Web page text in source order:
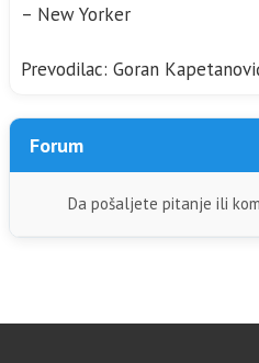
– New Yorker
Prevodilac: Goran
Forum
Da pošaljete pitanje ili